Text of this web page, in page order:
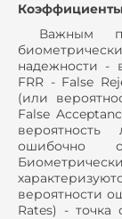
Важным
надежности -
FRR - False
(или
False
ошибочно
вероятности
Rates) - точка